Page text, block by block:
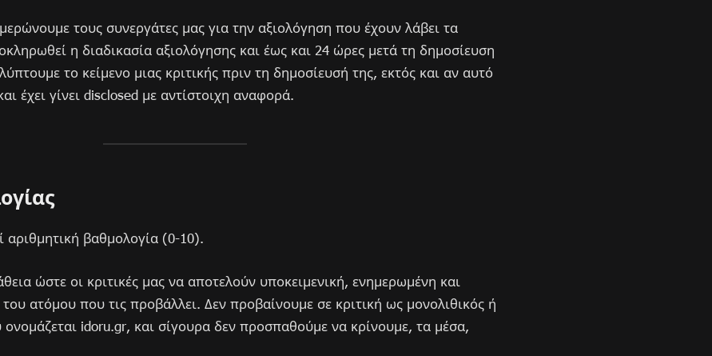
τους συνεργάτες μας για την αξιολόγηση που έχουν λάβει τα
η διαδικασία αξιολόγησης και έως και 24 ώρες μετά τη δημοσίευση
το κείμενο μιας κριτικής πριν τη δημοσίευσή της, εκτός και αν αυτό
έχει γίνει disclosed με αντίστοιχη αναφορά.
αριθμητική βαθμολογία (0-10).
ώστε οι κριτικές μας να αποτελούν υποκειμενική, ενημερωμένη και
ατόμου που τις προβάλλει. Δεν προβαίνουμε σε κριτική ως μονολιθικός ή
idoru.gr, και σίγουρα δεν προσπαθούμε να κρίνουμε, τα μέσα,